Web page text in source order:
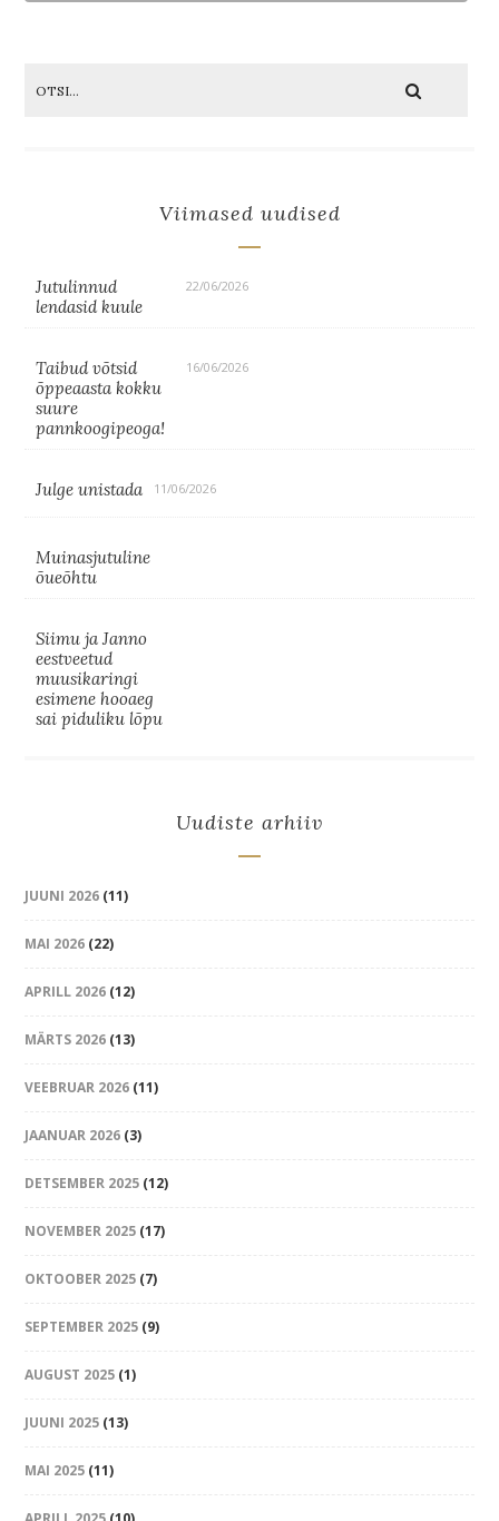
Viimased uudised
Jutulinnud
lendasid kuule
22/06/2026
Taibud võtsid
õppeaasta kokku
suure
pannkoogipeoga!
16/06/2026
Julge unistada 11/06/2026
Muinasjutuline
õueõhtu
Siimu ja Janno
eestveetud
muusikaringi
esimene hooaeg
sai piduliku lõpu
Uudiste arhiiv
JUUNI 2026 (11)
MAI 2026 (22)
APRILL 2026 (12)
MÄRTS 2026 (13)
VEEBRUAR 2026 (11)
JAANUAR 2026 (3)
DETSEMBER 2025 (12)
NOVEMBER 2025 (17)
OKTOOBER 2025 (7)
SEPTEMBER 2025 (9)
AUGUST 2025 (1)
JUUNI 2025 (13)
MAI 2025 (11)